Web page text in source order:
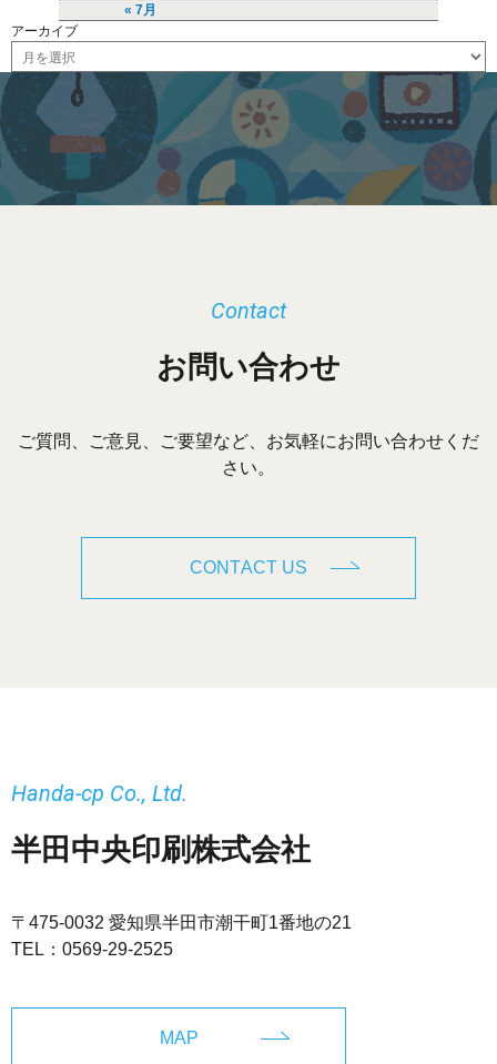
« 7月
アーカイブ
ー
ブ
お問い合わせ
Contact
ご質問、ご意見、ご要望など、お気軽にお問い合わせくだ
さい。
CONTACT US
半田中央印刷株式会社
Handa-cp Co., Ltd.
〒475-0032 愛知県半田市潮干町1番地の21
TEL： 0569-29-2525
MAP